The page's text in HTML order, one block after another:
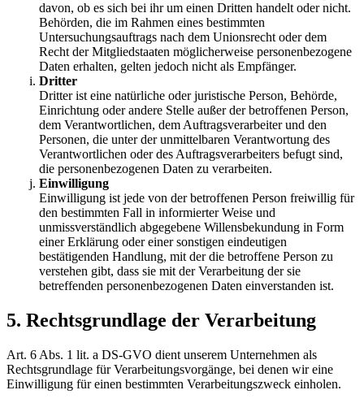
davon, ob es sich bei ihr um einen Dritten handelt oder nicht.
Behörden, die im Rahmen eines bestimmten
Untersuchungsauftrags nach dem Unionsrecht oder dem
Recht der Mitgliedstaaten möglicherweise personenbezogene
Daten erhalten, gelten jedoch nicht als Empfänger.
Dritter
Dritter ist eine natürliche oder juristische Person, Behörde,
Einrichtung oder andere Stelle außer der betroffenen Person,
dem Verantwortlichen, dem Auftragsverarbeiter und den
Personen, die unter der unmittelbaren Verantwortung des
Verantwortlichen oder des Auftragsverarbeiters befugt sind,
die personenbezogenen Daten zu verarbeiten.
Einwilligung
Einwilligung ist jede von der betroffenen Person freiwillig für
den bestimmten Fall in informierter Weise und
unmissverständlich abgegebene Willensbekundung in Form
einer Erklärung oder einer sonstigen eindeutigen
bestätigenden Handlung, mit der die betroffene Person zu
verstehen gibt, dass sie mit der Verarbeitung der sie
betreffenden personenbezogenen Daten einverstanden ist.
5. Rechtsgrundlage der Verarbeitung
Art. 6 Abs. 1 lit. a DS-GVO dient unserem Unternehmen als
Rechtsgrundlage für Verarbeitungsvorgänge, bei denen wir eine
Einwilligung für einen bestimmten Verarbeitungszweck einholen.